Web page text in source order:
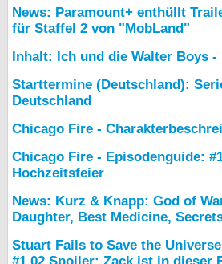
News: Paramount+ enthüllt
für Staffel 2 von "MobLand"
Inhalt: Ich und die Walter Boys
Starttermine (Deutschland):
Deutschland
Chicago Fire -
Chicago Fire - Episodenguide:
Hochzeitsfeier
News: Kurz & Knapp: God of
Daughter, Best Medicine,
Stuart Fails to Save the